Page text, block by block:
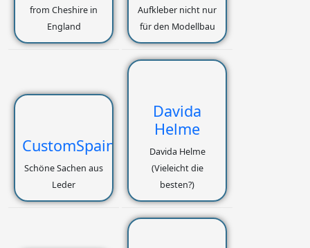
from Cheshire in
England
Aufkleber nicht nur
für den Modellbau
CustomSpain
Schöne Sachen aus
Leder
Davida
Helme
Davida Helme
(Vieleicht die
besten?)